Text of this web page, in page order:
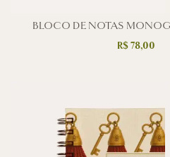
BLOCO DE NOTAS
R$78,00